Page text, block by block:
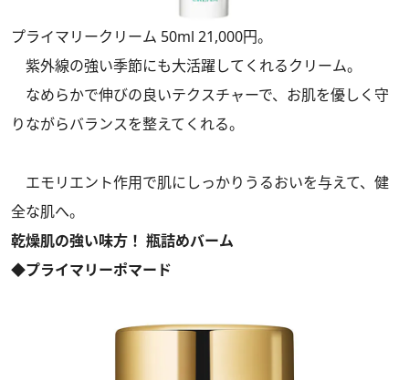
プライマリークリーム 50ml 21,000円。
紫外線の強い季節にも大活躍してくれるクリーム。
なめらかで伸びの良いテクスチャーで、お肌を優しく守
りながらバランスを整えてくれる。
エモリエント作用で肌にしっかりうるおいを与えて、健
全な肌へ。
乾燥肌の強い味方！ 瓶詰めバーム
◆プライマリーポマード